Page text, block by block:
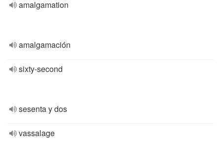
amalgamation
amalgamación
sixty-second
sesenta y dos
vassalage